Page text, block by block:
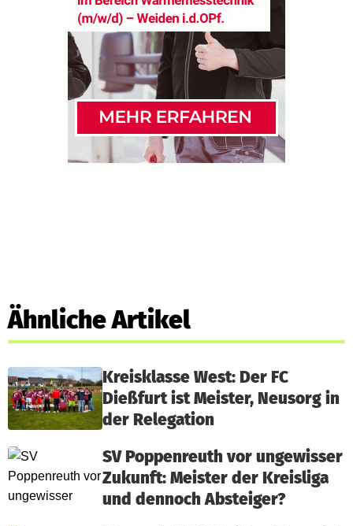
Ähnliche Artikel
Kreisklasse West: Der FC
Dießfurt ist Meister, Neusorg in
der Relegation
SV Poppenreuth vor ungewisser
Zukunft: Meister der Kreisliga
und dennoch Absteiger?